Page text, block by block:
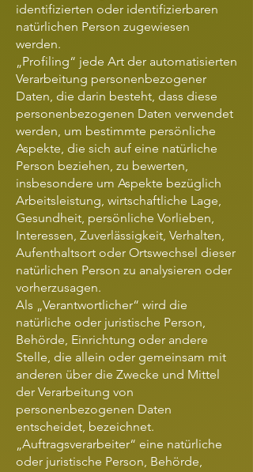
identifizierten oder identifizierbaren
natürlichen Person zugewiesen
werden.
„Profiling“ jede Art der automatisierten
Verarbeitung personenbezogener
Daten, die darin besteht, dass diese
personenbezogenen Daten verwendet
werden, um bestimmte persönliche
Aspekte, die sich auf eine natürliche
Person beziehen, zu bewerten,
insbesondere um Aspekte bezüglich
Arbeitsleistung, wirtschaftliche Lage,
Gesundheit, persönliche Vorlieben,
Interessen, Zuverlässigkeit, Verhalten,
Aufenthaltsort oder Ortswechsel dieser
natürlichen Person zu analysieren oder
vorherzusagen.
Als „Verantwortlicher“ wird die
natürliche oder juristische Person,
Behörde, Einrichtung oder andere
Stelle, die allein oder gemeinsam mit
anderen über die Zwecke und Mittel
der Verarbeitung von
personenbezogenen Daten
entscheidet, bezeichnet.
„Auftragsverarbeiter“ eine natürliche
oder juristische Person, Behörde,